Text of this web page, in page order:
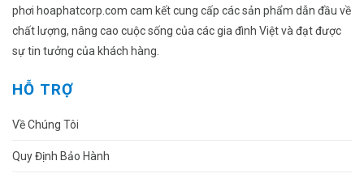
phơi hoaphatcorp.com cam kết cung cấp các sản phẩm dẫn đầu về
chất lượng, nâng cao cuộc sống của các gia đình Việt và đạt được
sự tin tưởng của khách hàng.
HỖ TRỢ
Về Chúng Tôi
Quy Định Bảo Hành